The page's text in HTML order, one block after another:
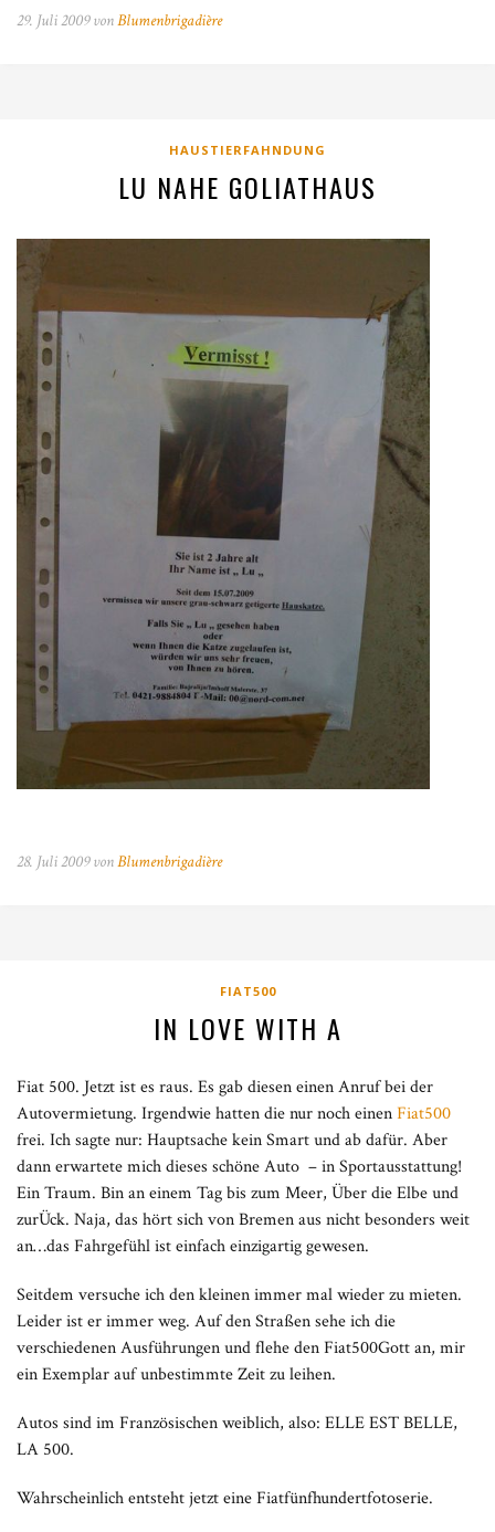
29. Juli 2009 vonBlumenbrigadière
HAUSTIERFAHNDUNG
LU NAHE GOLIATHAUS
28. Juli 2009 vonBlumenbrigadière
FIAT500
IN LOVE WITH A
Fiat 500. Jetzt ist es raus. Es gab diesen einen Anruf bei der
Autovermietung. Irgendwie hatten die nur noch einenFiat500
frei. Ich sagte nur: Hauptsache kein Smart und ab dafür. Aber
dann erwartete mich dieses schöne Auto – in Sportausstattung!
Ein Traum. Bin an einem Tag bis zum Meer, Über die Elbe und
zurÜck. Naja, das hört sich von Bremen aus nicht besonders weit
an…das Fahrgefühl ist einfach einzigartig gewesen.
Seitdem versuche ich den kleinen immer mal wieder zu mieten.
Leider ist er immer weg. Auf den Straßen sehe ich die
verschiedenen Ausführungen und flehe den Fiat500Gott an, mir
ein Exemplar auf unbestimmte Zeit zu leihen.
Autos sind im Französischen weiblich, also: ELLE EST BELLE,
LA 500.
Wahrscheinlich entsteht jetzt eine Fiatfünfhundertfotoserie.